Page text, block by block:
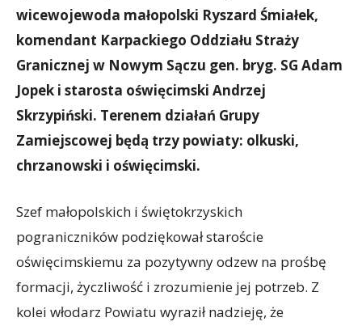
wicewojewoda małopolski Ryszard Śmiałek,
komendant Karpackiego Oddziału Straży
Granicznej w Nowym Sączu gen. bryg. SG Adam
Jopek i starosta oświęcimski Andrzej
Skrzypiński. Terenem działań Grupy
Zamiejscowej będą trzy powiaty: olkuski,
chrzanowski i oświęcimski.
Szef małopolskich i świętokrzyskich
pograniczników podziękował staroście
oświęcimskiemu za pozytywny odzew na prośbę
formacji, życzliwość i zrozumienie jej potrzeb. Z
kolei włodarz Powiatu wyraził nadzieję, że